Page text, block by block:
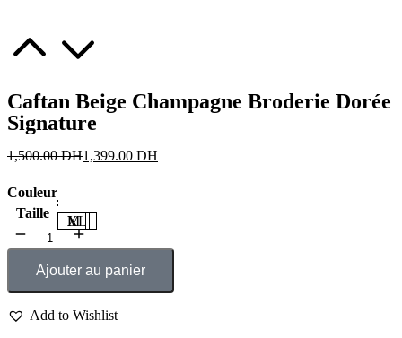
Caftan Beige Champagne Broderie Dorée
Signature
1,500.00DH1,399.00 DH
Couleur
Taille
M
L
XL
Ajouter au panier
Add to Wishlist